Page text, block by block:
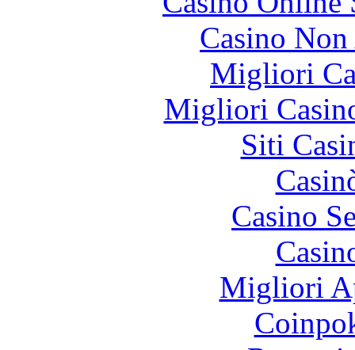
Casino
Migliori
Migliori
Siti
Casino
Migliori